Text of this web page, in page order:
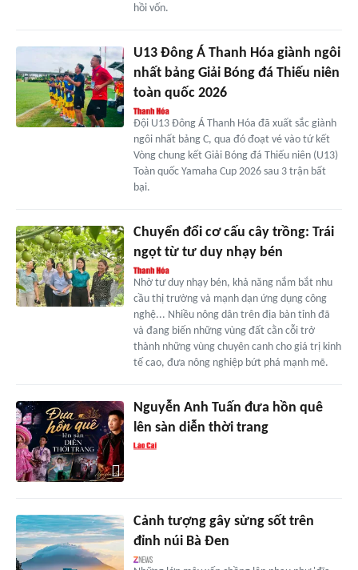
hồi vốn.
U13 Đông Á Thanh Hóa giành ngôi
nhất bảng Giải Bóng đá Thiếu niên
toàn quốc 2026
Đội U13 Đông Á Thanh Hóa đã xuất sắc giành
ngôi nhất bảng C, qua đó đoạt vé vào tứ kết
Vòng chung kết Giải Bóng đá Thiếu niên (U13)
Toàn quốc Yamaha Cup 2026 sau 3 trận bất
bại.
Chuyển đổi cơ cấu cây trồng: Trái
ngọt từ tư duy nhạy bén
Nhờ tư duy nhạy bén, khả năng nắm bắt nhu
cầu thị trường và mạnh dạn ứng dụng công
nghệ... Nhiều nông dân trên địa bàn tỉnh đã
và đang biến những vùng đất cằn cỗi trở
thành những vùng chuyên canh cho giá trị kinh
tế cao, đưa nông nghiệp bứt phá mạnh mẽ.
Nguyễn Anh Tuấn đưa hồn quê
lên sàn diễn thời trang
Cảnh tượng gây sửng sốt trên
đỉnh núi Bà Đen